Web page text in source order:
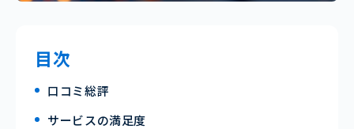
目次
口コミ総評
サービスの満足度